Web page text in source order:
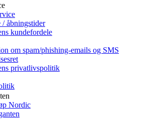
/ åbningstider
kundefordele
om spam/phishing-emails og SMS
privatlivspolitik
Nordic